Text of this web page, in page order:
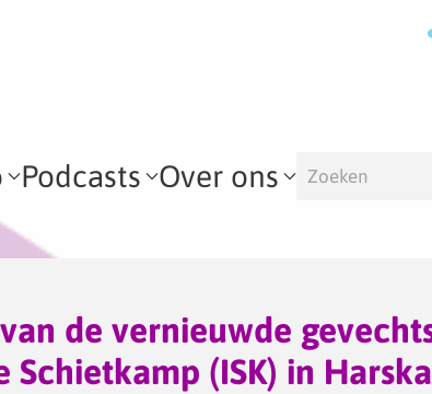
Podcasts Over ons
de vernieuwde
Schietkamp (ISK) in